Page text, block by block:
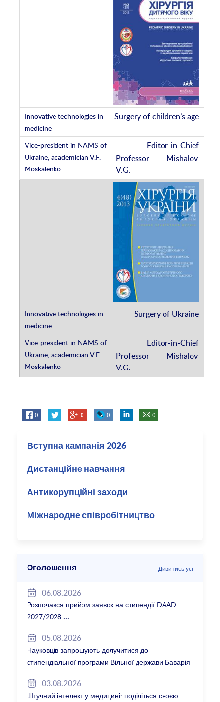
Surgery of children’s age
Editor-in-Chief
Professor Mishalov
V.G.
Surgery of Ukraine
Editor-in-Chief
Professor Mishalov
V.G.
0 0 0 0
Вступна кампанія 2026
Дистанційне навчання
Антикорупційні заходи
Міжнародне співробітництво
Оголошення Дивитись усі
06.08.2026
Розпочався прийом заявок на стипендії DAAD
2027/2028
05.08.2026
Науковців запрошують долучитися до
стипендіальної програми Вільної держави Баварія
03.08.2026
Штучний інтелект у медицині: поділіться своєю